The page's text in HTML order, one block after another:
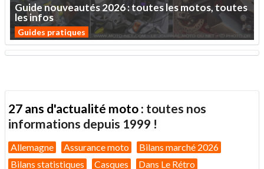
Guidenouveautés2026:touteslesmotos,toutes
lesinfos
Guides pratiques
27 ans d'actualité moto : toutes nos
informations depuis 1999 !
Allemagne Assurance moto
Bilans marché 2026
Bilans statistiques
Casques Dans Le Rétro